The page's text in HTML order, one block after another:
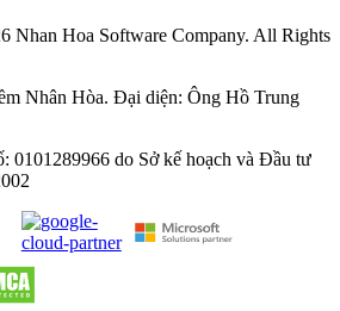
Nhan Hoa Software Company. All Rights
Nhân Hòa. Đại diện: Ông Hồ Trung
0101289966 do Sở kế hoạch và Đầu tư